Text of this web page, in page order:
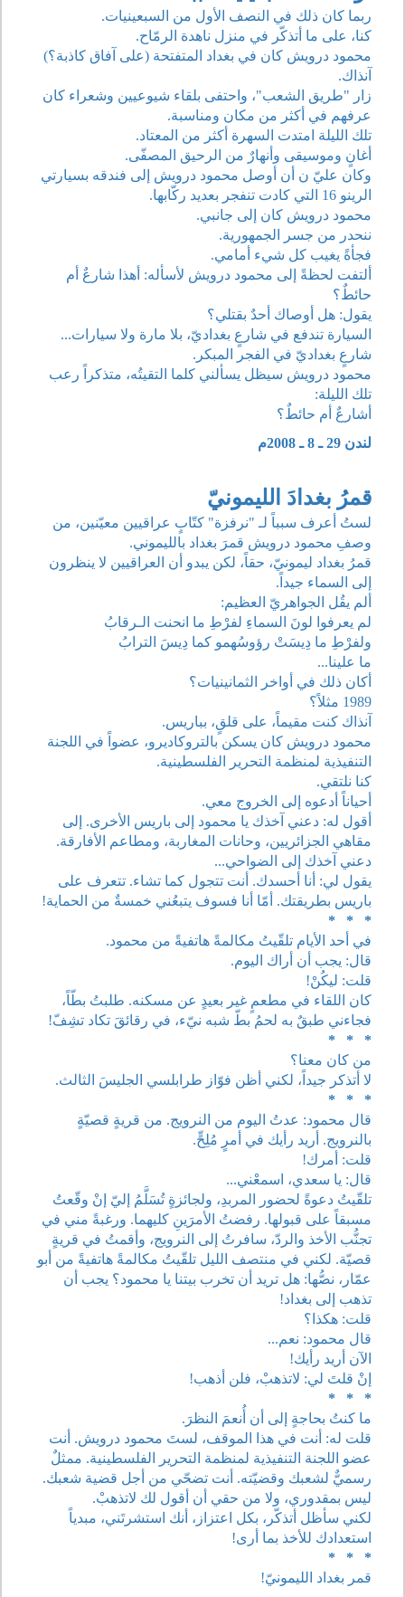
ربما كان ذلك في النصف الأول من السبعينيات.
كنا، على ما أتذكّر في منزل ناهدة الرمّاح.
محمود درويش كان في بغداد المتفتحة (على آفاق كاذبة؟)
آنذاك.
زار "طريق الشعب"، واحتفى بلقاء شيوعيين وشعراء كان
عرفهم في أكثر من مكان ومناسبة.
تلك الليلة امتدت السهرة أكثر من المعتاد.
أغانٍ وموسيقى وأنهارٌ من الرحيق المصفّى.
وكان عليّ ن أن أوصل محمود درويش إلى فندقه بسيارتي
الرينو 16 التي كادت تنفجر بعديد ركّابها.
محمود درويش كان إلى جانبي.
ننحدر من جسر الجمهورية.
فجأةً يغيب كل شيء أمامي.
ألتفت لحظةً إلى محمود درويش لأسأله: أهذا شارعٌ أم
حائطٌ؟
يقول: هل أوصاك أحدٌ بقتلي؟
السيارة تندفع في شارعٍ بغداديّ، بلا مارة ولا سيارات...
شارعٍ بغداديّ في الفجر المبكر.
محمود درويش سيظل يسألني كلما التقيتُه، متذكراً رعب
تلك الليلة:
أشارعٌ أم حائطٌ؟
لندن 29 ـ 8 ـ 2008م
قمرُ بغدادَ الليمونيّ
لستُ أعرف سبباً لـ "نرفزة" كتّابٍ عراقيين معيّنين، من
وصفِ محمود درويش قمرَ بغداد بالليموني.
قمرُ بغداد ليمونيّ، حقاً، لكن يبدو أن العراقيين لا ينظرون
إلى السماء جيداً.
ألم يقُل الجواهريّ العظيم:
لم يعرفوا لونَ السماءِ لفرْطِ ما انحنت الـرقابُ
ولفرْطِ ما دِيسَتْ رؤوسُهمو كما دِيسَ الترابُ
ما علينا...
أكان ذلك في أواخر الثمانينيات؟
1989 مثلاً؟
آنذاك كنت مقيماً، على قلقٍ، بباريس.
محمود درويش كان يسكن بالتروكاديرو، عضواً في اللجنة
التنفيذية لمنظمة التحرير الفلسطينية.
كنا نلتقي.
أحياناً أدعوه إلى الخروج معي.
أقول له: دعني آخذك يا محمود إلى باريس الأخرى. إلى
مقاهي الجزائريين، وحانات المغاربة، ومطاعم الأفارقة.
دعني آخذك إلى الضواحي...
يقول لي: أنا أحسدك. أنت تتجول كما تشاء. تتعرف على
باريس بطريقتك. أمّا أنا فسوف يتبعُني خمسةٌ من الحماية!
* * *
في أحد الأيام تلقّيتُ مكالمةً هاتفيةً من محمود.
قال: يجب أن أراك اليوم.
قلت: ليكُنْ!
كان اللقاء في مطعمٍ غير بعيدٍ عن مسكنه. طلبتُ بطّاً،
فجاءني طبقٌ به لحمُ بطّ شبه نيّء، في رقائقَ تكاد تشِفّ!
* * *
من كان معنا؟
لا أتذكر جيداً، لكني أظن فوّاز طرابلسي الجليسَ الثالث.
* * *
قال محمود: عدتُ اليوم من النرويج. من قريةٍ قصيّةٍ
بالنرويج. أريد رأيك في أمرٍ مُلِحٍّ.
قلت: أمرك!
قال: يا سعدي، اسمعْني...
تلقّيتُ دعوةً لحضور المربدِ، ولجائزةٍ تُسَلَّمُ إليّ إنْ وقّعتُ
مسبقاً على قبولها. رفضتُ الأمرَينِ كليهما. ورغبةً مني في
تجنُّب الأخذ والردّ، سافرتُ إلى النرويج، وأقمتُ في قريةٍ
قصيّة. لكني في منتصف الليل تلقّيتُ مكالمةً هاتفيةً من أبو
عمّار، نصُّها: هل تريد أن تخرب بيتنا يا محمود؟ يجب أن
تذهب إلى بغداد!
قلت: هكذا؟
قال محمود: نعم...
الآن أريد رأيك!
إنْ قلتَ لي: لاتذهبْ، فلن أذهب!
* * *
ما كنتُ بحاجةٍ إلى أن أُنعمَ النظرَ.
قلت له: أنت في هذا الموقف، لستَ محمود درويش. أنت
عضو اللجنة التنفيذية لمنظمة التحرير الفلسطينية. ممثلٌ
رسميٌّ لشعبك وقضيّته. أنت تضحّي من أجل قضية شعبك.
ليس بمقدوري، ولا من حقي أن أقول لك لاتذهبْ.
لكني سأظل أتذكّر، بكل اعتزاز، أنك استشرتَني، مبدياً
استعدادك للأخذ بما أرى!
* * *
قمر بغداد الليمونيّ!